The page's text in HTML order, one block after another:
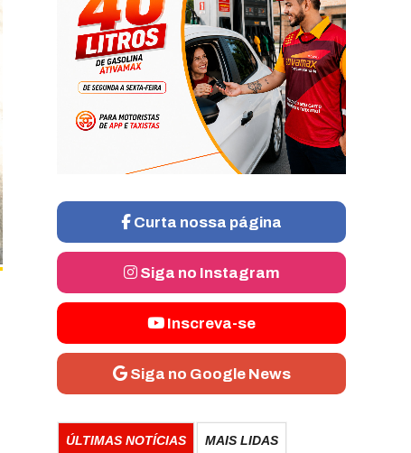
Curta nossa página
Siga no Instagram
Inscreva-se
Siga no Google News
ÚLTIMAS NOTÍCIAS MAIS LIDAS